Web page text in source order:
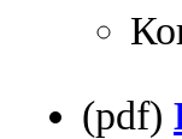
(pdf)